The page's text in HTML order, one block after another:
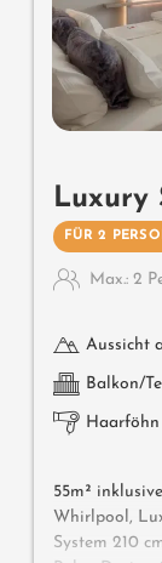
Luxury
FÜR 2
Max.: 2
Aussicht
Balkon/
Haarföhn
55m²
Whirlpool,
System 210